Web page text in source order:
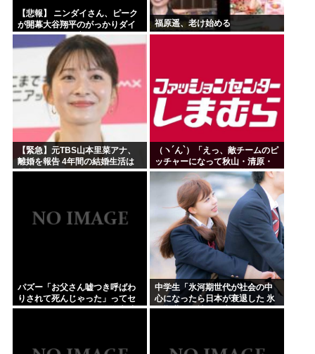
【悲報】 ニンダイさん、ピーク
が開幕大谷翔平のがっかりダイ
レクトだったと言われてしまう
福原遥、老け始める
【緊急】元TBS山本里菜アナ、
離婚を報告 4年間の結婚生活は
「宝物」
（ヽ´ん`）「えっ、敵チームのピ
ッチャーになって秋山・清原・
デストラーデを三振に抑えたら
一億ですか？」→どうする？
パズー「お父さん嘘つき呼ばわ
りされて死んじゃった」ってセ
リフあるけど、どんな自殺方法
中学生「氷河期世代が社会の中
心になったら日本が衰退した 氷
河期世代が社会の癌！」Xで1万